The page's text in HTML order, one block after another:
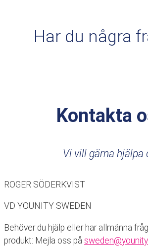
Har du några
Kontakta
Vi vill gärna hjälpa
ROGER SÖDERKVIST
VD YOUNITY SWEDEN
Behöver du hjälp eller har allmänna
produkt: Mejla oss på